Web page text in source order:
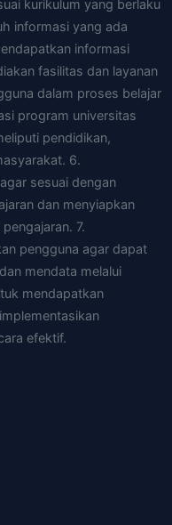
kurikulum yang berlaku
informasi yang ada
informasi
fasilitas dan layanan
dalam proses belajar
program universitas
pendidikan,
6.
sesuai dengan
dan menyiapkan
7.
pengguna agar dapat
mendata melalui
mendapatkan
efektif.